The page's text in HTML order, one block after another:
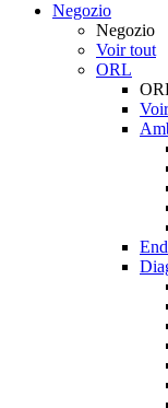
Negozio
Negozio
Voir tout
ORL